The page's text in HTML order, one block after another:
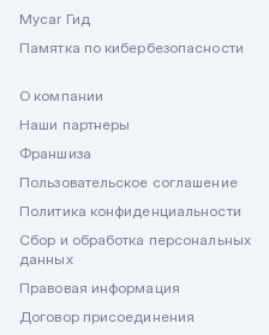
Mycar Гид
Памятка по кибербезопасности
О компании
Наши партнеры
Франшиза
Пользовательское соглашение
Политика конфиденциальности
Сбор и обработка персональных
данных
Правовая информация
Договор присоединения